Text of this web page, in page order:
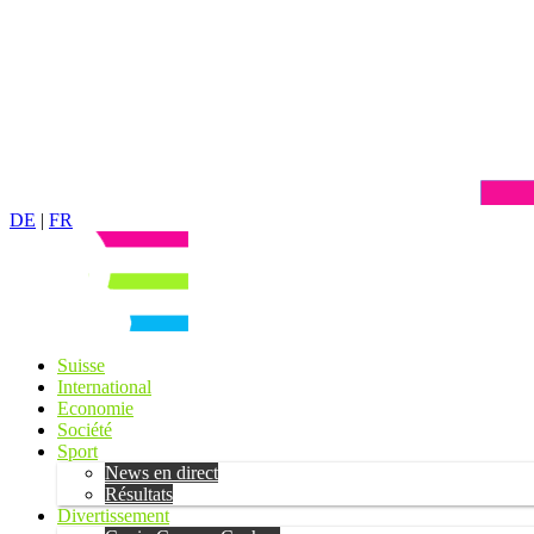
DE | FR
Suisse
International
Economie
Société
Sport
News en direct
Résultats
Divertissement